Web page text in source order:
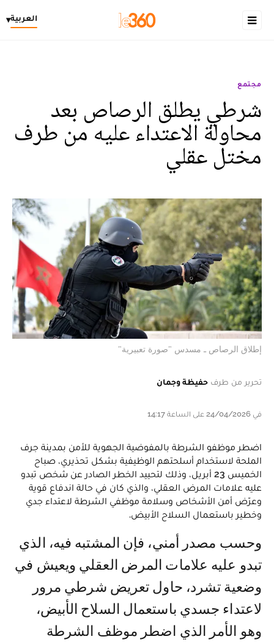
العربية▾
مجتمع
شرطي يطلق الرصاص بعد
محاولة الاعتداء عليه من طرف
مختل عقلي
إطلاق الرصاص ـ مسدس "صورة تعبيرية"
تحرير من طرف حفيظة وجمان
في 24/04/2026 على الساعة 14:17
اضطر موظفو الشرطة بالمفوضية الجهوية للأمن بمدينة جرف
الملحة لاستخدام أسلحتهم الوظيفية بشكل تحذيري، صباح
الخميس 23 أبريل، وذلك لتحييد الخطر الصادر عن شخص تبدو
عليه علامات المرض العقلي، والذي كان في حالة اندفاع قوية
وعرّض أمن الأشخاص وسلامة موظفي الشرطة لاعتداء جدي
وخطير باستعمال السلاح الأبيض.
وحسب مصدر أمني، فإن المشتبه فيه، الذي
تبدو عليه علامات المرض العقلي ويعيش في
وضعية تشرد، حاول تعريض شرطي مرور
لاعتداء جسدي باستعمال السلاح الأبيض،
وهو الأمر الذي اضطر موظف الشرطة